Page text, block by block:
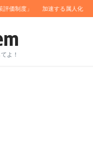
制度」 加速する属人化
よ！